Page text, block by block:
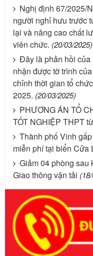
Nghị định 67/2025/
người nghỉ hưu trước
lại và nâng cao chất
viên chức. (20/03/2025)
Đây là phản hồi
nhận được tờ trình
chỉnh thời gian tổ
2025. (20/03/2025)
PHƯƠNG ÁN TỔ
TỐT NGHIỆP THPT
Thành phố Vinh
miễn phí tại biển Cửa
Giảm 04 phòng sau
Giao thông vận tải